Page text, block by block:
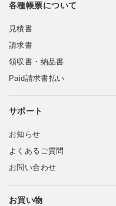
各種帳票について
見積書
請求書
領収書・納品書
Paid請求書払い
サポート
お知らせ
よくあるご質問
お問い合わせ
お買い物